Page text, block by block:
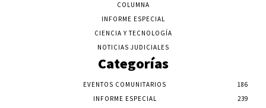
COLUMNA
INFORME ESPECIAL
CIENCIA Y TECNOLOGÍA
NOTICIAS JUDICIALES
Categorías
EVENTOS COMUNITARIOS
186
INFORME ESPECIAL
239